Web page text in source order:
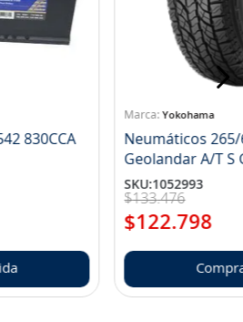
830CCA
Yokohama
Neumáticos 265/
SKU:1052993
$133.476
$122.798